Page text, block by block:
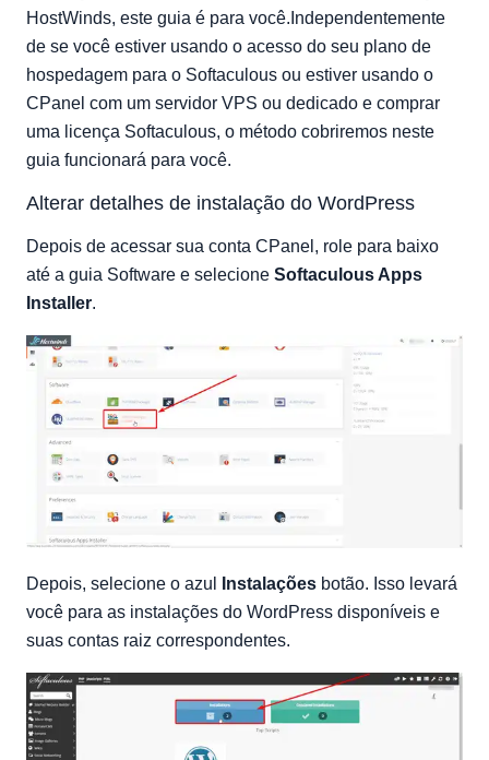
HostWinds, este guia é para você.Independentemente
de se você estiver usando o acesso do seu plano de
hospedagem para o Softaculous ou estiver usando o
CPanel com um servidor VPS ou dedicado e comprar
uma licença Softaculous, o método cobriremos neste
guia funcionará para você.
Alterar detalhes de instalação do WordPress
Depois de acessar sua conta CPanel, role para baixo
até a guia Software e selecione Softaculous Apps
Installer.
Depois, selecione o azul Instalações botão. Isso levará
você para as instalações do WordPress disponíveis e
suas contas raiz correspondentes.